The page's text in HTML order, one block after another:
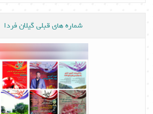
شماره های قبلی گیلان فردا